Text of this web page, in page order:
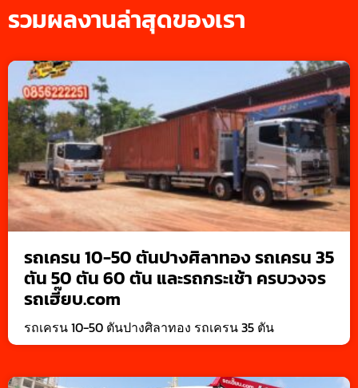
รวมผลงานล่าสุดของเรา
รถเครน 10-50 ตันปางศิลาทอง รถเครน 35
ตัน 50 ตัน 60 ตัน และรถกระเช้า ครบวงจร
รถเฮี๊ยบ.com
รถเครน 10-50 ตันปางศิลาทอง รถเครน 35 ตัน